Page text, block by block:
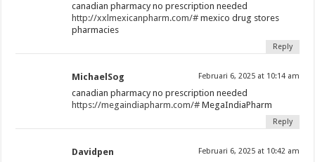
canadian pharmacy no prescription needed
http://xxlmexicanpharm.com/# mexico drug stores
pharmacies
Reply
MichaelSog Februari 6, 2025 at 10:14 am
canadian pharmacy no prescription needed
https://megaindiapharm.com/# MegaIndiaPharm
Reply
Davidpen Februari 6, 2025 at 10:42 am